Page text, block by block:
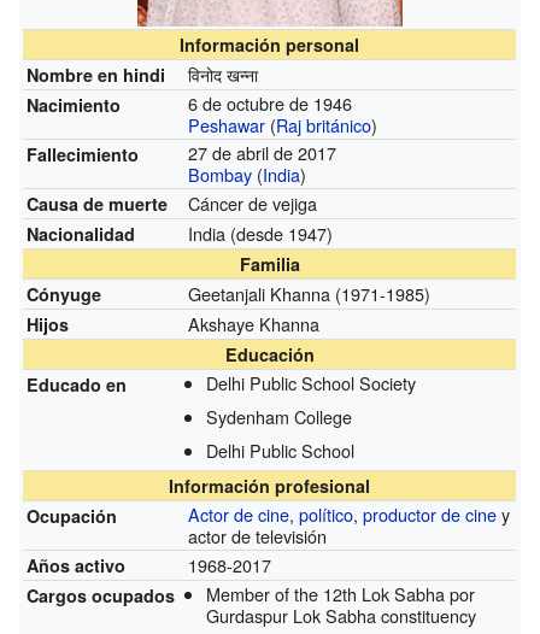
Información personal
Nombre en hindi
विनोद खन्ना
Nacimiento
6 de octubre de 1946
Peshawar (Raj británico)
Fallecimiento
27 de abril de 2017
Bombay (India)
Causa de muerte Cáncer de vejiga
Nacionalidad India (desde 1947)
Familia
Cónyuge
Geetanjali Khanna (1971-1985)
Hijos Akshaye Khanna
Educación
Educado en
Delhi Public School Society
Sydenham College
Delhi Public School
Información profesional
Ocupación
Actor de cine,político,productor de ciney
actor de televisión
Años activo 1968-2017
Cargos ocupados
Member of the 12th Lok Sabha por
Gurdaspur Lok Sabha constituency